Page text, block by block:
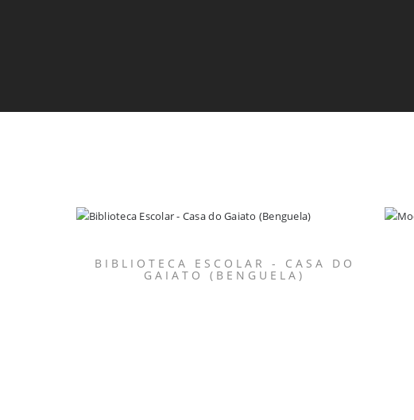
BIBLIOTECA ESCOLAR - CASA DO
GAIATO (BENGUELA)